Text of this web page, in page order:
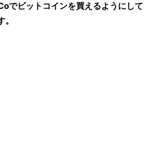
でビットコインを買えるようにして